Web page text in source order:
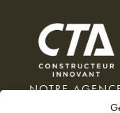
NOTRE
100 rue Docteur